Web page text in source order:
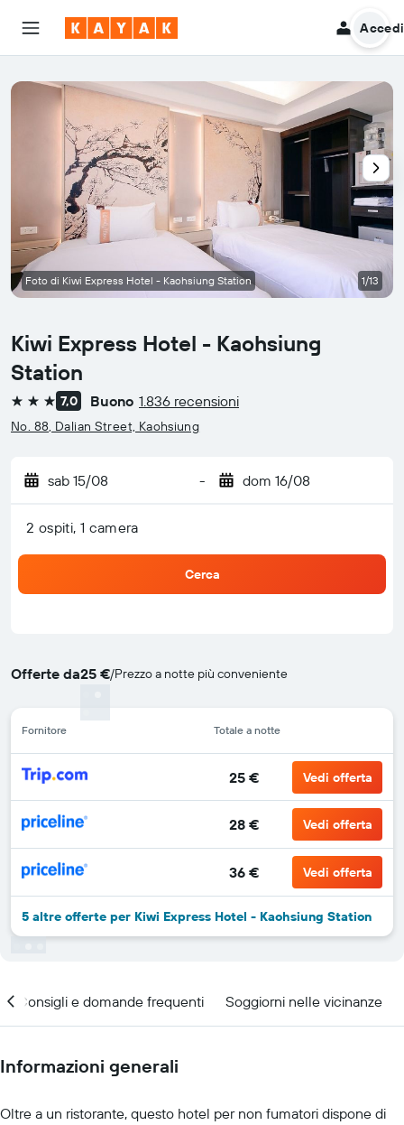
Accedi
Kiwi Express Hotel - Kaohsiung
Station
3 stelle 7,0 Buono 1.836 recensioni
No. 88, Dalian Street, Kaohsiung
sab 15/08 - dom 16/08
2 ospiti, 1 camera
Cerca
Offerte da25 €/Prezzo a notte più conveniente
Fornitore Totale a notte
25 € Vedi offerta
28 € Vedi offerta
36 € Vedi offerta
5 altre offerte per Kiwi Express Hotel - Kaohsiung Station
Foto di Kiwi Express Hotel - Kaohsiung Station 1/13
Consigli e domande frequenti Soggiorni nelle vicinanze
Informazioni generali
Oltre a un ristorante, questo hotel per non fumatori dispone di